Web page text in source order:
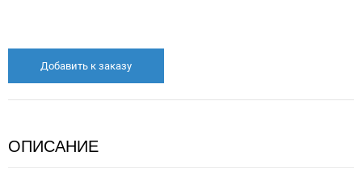
Добавить к заказу
ОПИСАНИЕ